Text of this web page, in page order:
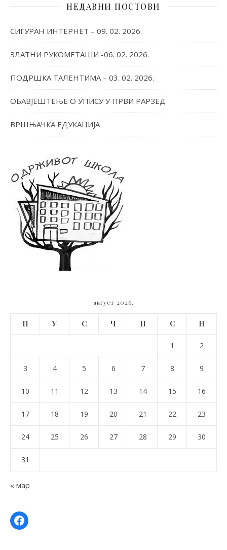
НЕДАВНИ ПОСТОВИ
СИГУРАН ИНТЕРНЕТ – 09. 02. 2026.
ЗЛАТНИ РУКОМЕТАШИ -06. 02. 2026.
ПОДРШКА ТАЛЕНТИМА – 03. 02. 2026.
ОБАВЈЕШТЕЊЕ О УПИСУ У ПРВИ РАРЗЕД
ВРШЊАЧКА ЕДУКАЦИЈА
август 2026.
П У С Ч П С Н
1 2
3 4 5 6 7 8 9
10 11 12 13 14 15 16
17 18 19 20 21 22 23
24 25 26 27 28 29 30
31
« мар